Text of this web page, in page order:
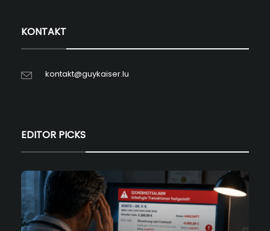
KONTAKT
kontakt@guykaiser.lu
EDITOR PICKS